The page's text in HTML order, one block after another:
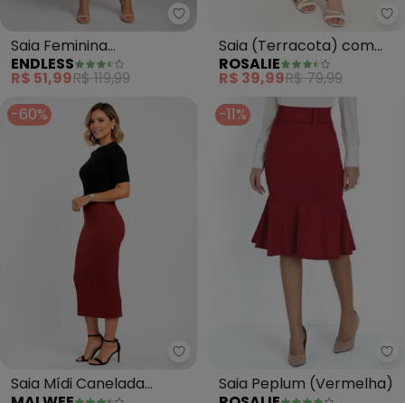
Endless - Saia Feminina
Saia Feminina
(Vermelho)
ENDLESS
R$ 51,99R$ 119,99
Saia (Terracota) com
Fenda
ROSALIE
R$ 39,99R$ 79,99
-60%
Malwee - Saia Mídi Canelada
Saia Mídi Canelada
-11%
Saia Peplum (Vermelha)